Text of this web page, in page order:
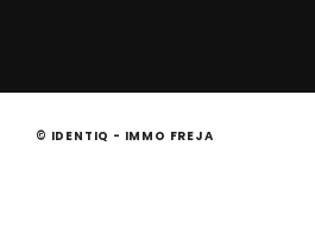
© IDENTIQ - IMMO FREJA